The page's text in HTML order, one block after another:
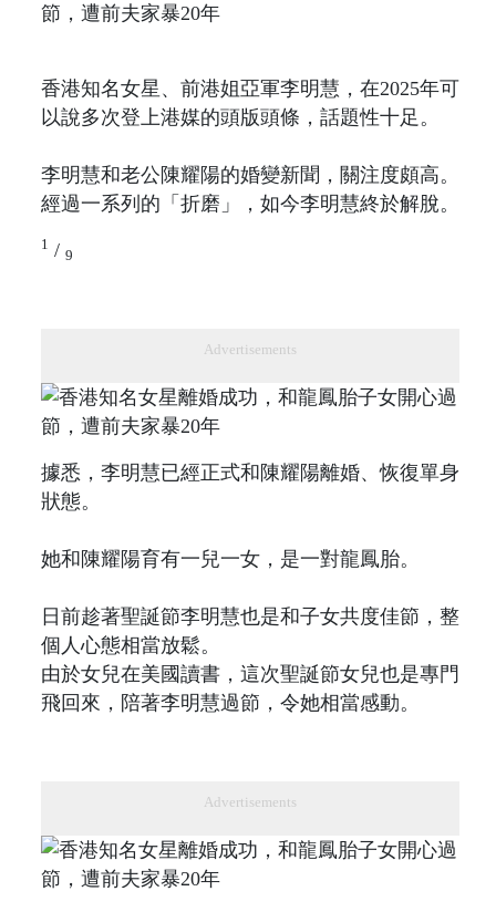
香港知名女星、前港姐亞軍李明慧，在2025年可
以說多次登上港媒的頭版頭條，話題性十足。
李明慧和老公陳耀陽的婚變新聞，關注度頗高。
經過一系列的「折磨」，如今李明慧終於解脫。
1 / 9
Advertisements
據悉，李明慧已經正式和陳耀陽離婚、恢復單身
狀態。
她和陳耀陽育有一兒一女，是一對龍鳳胎。
日前趁著聖誕節李明慧也是和子女共度佳節，整
個人心態相當放鬆。
由於女兒在美國讀書，這次聖誕節女兒也是專門
飛回來，陪著李明慧過節，令她相當感動。
Advertisements